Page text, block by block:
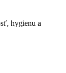
hygienu a